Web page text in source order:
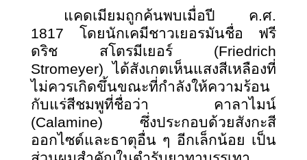
แคดเมียมถูกค้นพบเมื่อปี ค.ศ.
1817 โดยนักเคมีชาวเยอรมันชื่อ ฟรี
ดริช สโตรมีเยอร์ (Friedrich
Stromeyer) ได้สังเกตเห็นแสงสีเหลืองที่
ไม่ควรเกิดขึ้นขณะที่กำลังให้ความร้อน
กับแร่สีชมพูที่ชื่อว่า คาลาไมน์
(Calamine) ซึ่งประกอบด้วยสังกะสี
ออกไซด์และธาตุอื่น ๆ อีกเล็กน้อย เป็น